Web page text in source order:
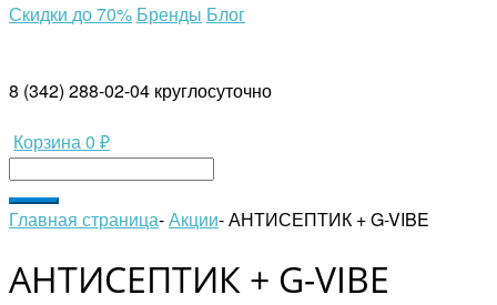
Скидки до 70% Бренды Блог
8 (342) 288-02-04 круглосуточно
Корзина0 ₽
Главная страница-Акции-АНТИСЕПТИК + G-VIBE
АНТИСЕПТИК + G-VIBE